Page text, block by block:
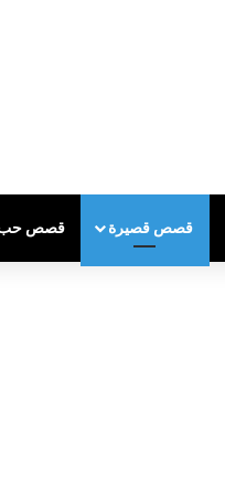
قصص قصيرة قصص